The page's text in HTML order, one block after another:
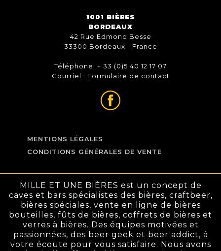
1001 BIÈRES
BORDEAUX
42 Rue Edmond Besse
33300 Bordeaux - France
Téléphone: + 33 (0)5 40 12 17 07
Courriel : Formulaire de contact
MENTIONS LÉGALES
CONDITIONS GÉNÉRALES DE VENTE
MILLE ET UNE BIÈRES est un concept de
caves et bars spécialistes des bières, craftbeer,
bières spéciales, vente en ligne de bières
bouteilles, fûts de bières, coffrets de bières et
verres à bières. Des équipes motivées et
passionnées, des beer geek et beer addict, à
votre écoute pour vous satisfaire. Nous avons